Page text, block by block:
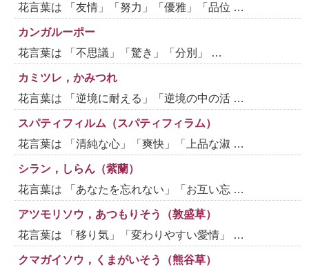
花言葉は 「友情」「努力」「優雅」「品位 …
カンガルーポー
花言葉は 「不思議」「驚き」「分別」 …
カミツレ，かみつれ
花言葉は 「逆境に耐える」「逆境の中の活 …
スパティフィルム（スパティフィラム）
花言葉は 「清純な心」「爽快」「上品な淑 …
シラン，しらん（紫蘭）
花言葉は 「あなたを忘れない」「お互い忘 …
アツモリソウ，あつもりそう（敦盛草）
花言葉は 「移り気」「変わりやすい愛情」 …
クマガイソウ，くまがいそう（熊谷草）